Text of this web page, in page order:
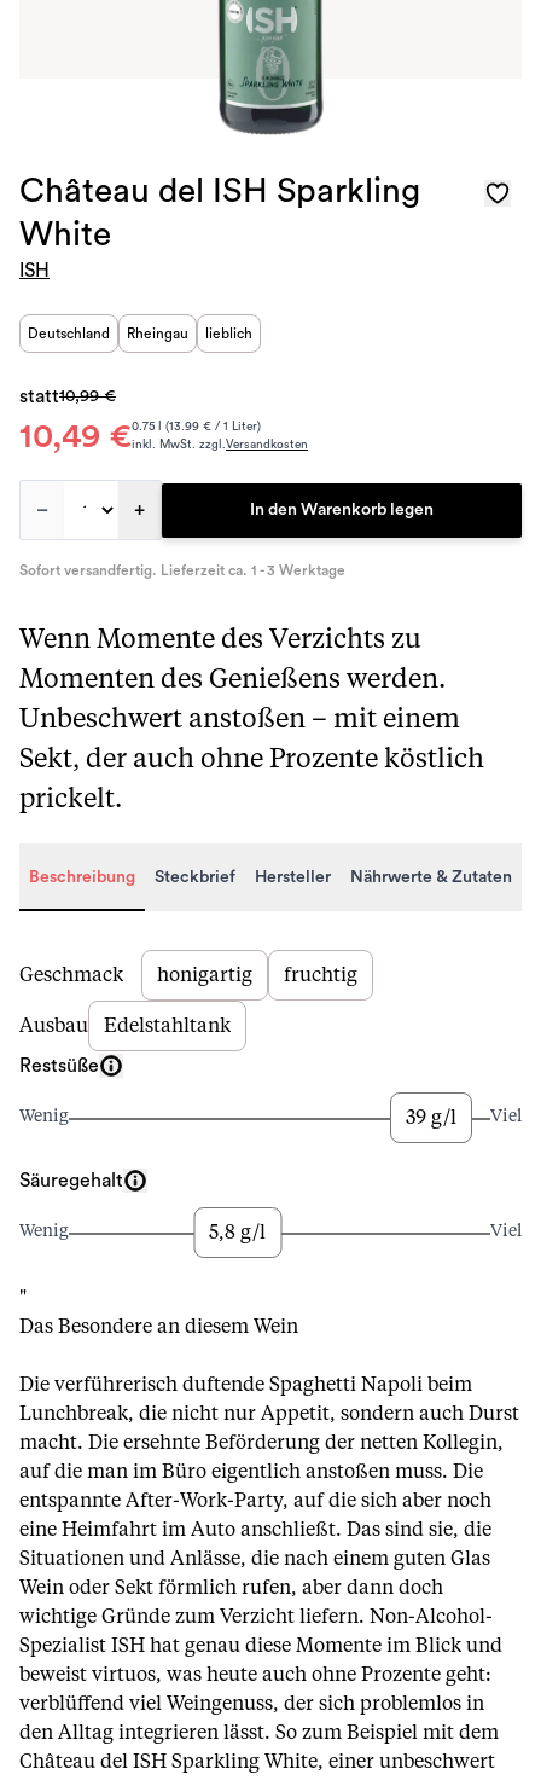
Château del ISH Sparkling
White
ISH
Deutschland Rheingau lieblich
10,49 €
statt10,99 €
0.75 l (13.99 € / 1 Liter)
inkl. MwSt. zzgl.Versandkosten
– + In den Warenkorb legen
Sofort versandfertig. Lieferzeit ca. 1 - 3 Werktage
Wenn Momente des Verzichts zu
Momenten des Genießens werden.
Unbeschwert anstoßen – mit einem
Sekt, der auch ohne Prozente köstlich
prickelt.
Beschreibung Steckbrief Hersteller Nährwerte & Zutaten
Beschreibung
Geschmack honigartig fruchtig
Ausbau Edelstahltank
Restsüße
Wenig 39 g/l Viel
Säuregehalt
Wenig 5,8 g/l Viel
"
Das Besondere an diesem Wein
Die verführerisch duftende Spaghetti Napoli beim
Lunchbreak, die nicht nur Appetit, sondern auch Durst
macht. Die ersehnte Beförderung der netten Kollegin,
auf die man im Büro eigentlich anstoßen muss. Die
entspannte After-Work-Party, auf die sich aber noch
eine Heimfahrt im Auto anschließt. Das sind sie, die
Situationen und Anlässe, die nach einem guten Glas
Wein oder Sekt förmlich rufen, aber dann doch
wichtige Gründe zum Verzicht liefern. Non-Alcohol-
Spezialist ISH hat genau diese Momente im Blick und
beweist virtuos, was heute auch ohne Prozente geht:
verblüffend viel Weingenuss, der sich problemlos in
den Alltag integrieren lässt. So zum Beispiel mit dem
Château del ISH Sparkling White, einer unbeschwert